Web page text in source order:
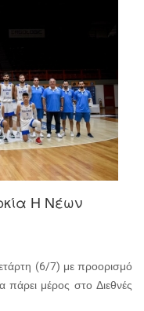
Η Νέων
(6/7) με προορισμό
πάρει μέρος στο Διεθνές